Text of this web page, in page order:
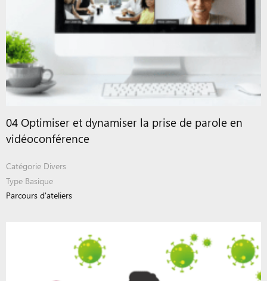
04 Optimiser et dynamiser la prise de parole en
vidéoconférence
Catégorie Divers
Type Basique
Parcours d'ateliers